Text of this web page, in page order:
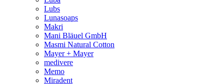
Lubs
Lunasoaps
Makri
Mani Bläuel GmbH
Masmi Natural Cotton
Mayer + Mayer
medivere
Memo
Miradent